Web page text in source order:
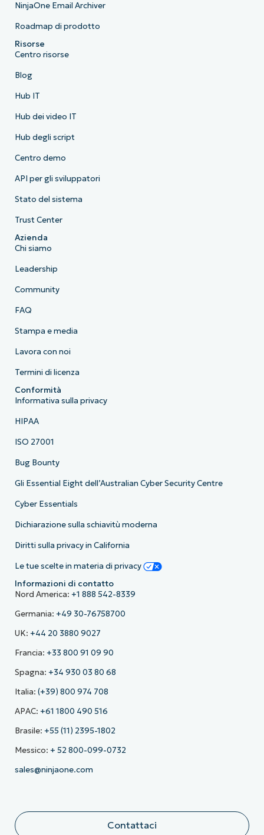
NinjaOne Email Archiver
Roadmap di prodotto
Risorse
Centro risorse
Blog
Hub IT
Hub dei video IT
Hub degli script
Centro demo
API per gli sviluppatori
Stato del sistema
Trust Center
Azienda
Chi siamo
Leadership
Community
FAQ
Stampa e media
Lavora con noi
Termini di licenza
Conformità
Informativa sulla privacy
HIPAA
ISO 27001
Bug Bounty
Gli Essential Eight dell’Australian Cyber Security Centre
Cyber Essentials
Dichiarazione sulla schiavitù moderna
Diritti sulla privacy in California
Le tue scelte in materia di privacy
Informazioni di contatto
Nord America: +1 888 542-8339
Germania: +49 30-76758700
UK: +44 20 3880 9027
Francia: +33 800 91 09 90
Spagna: +34 930 03 80 68
Italia: (+39) 800 974 708
APAC: +61 1800 490 516
Brasile: +55 (11) 2395-1802
Messico: + 52 800-099-0732
sales@ninjaone.com
Contattaci